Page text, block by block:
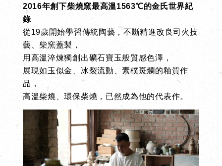
2016年創下柴燒窯最高溫1563℃的金氏世界紀
錄
從19歲開始學習傳統陶藝，不斷精進改良司火技
藝、柴窯蓋製，
用高溫淬煉獨創出礦石寶玉般質感色澤，
展現如玉似金、冰裂流動、素樸斑爛的釉質作
品，
高溫柴燒、環保柴燒，已然成為他的代表作。